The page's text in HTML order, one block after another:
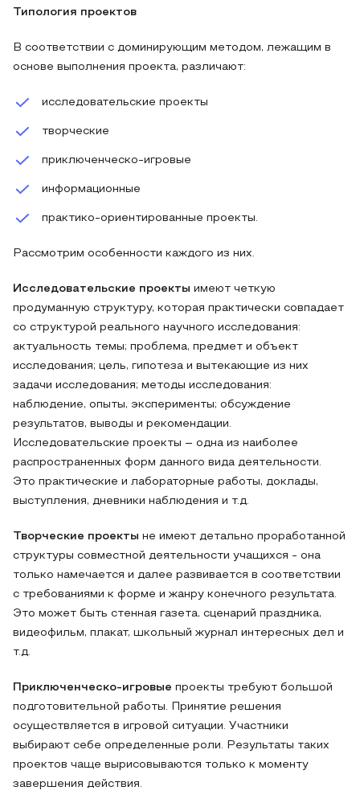
Типология проектов
В соответствии с доминирующим методом, лежащим в
основе выполнения проекта, различают:
исследовательские проекты
творческие
приключенческо-игровые
информационные
практико-ориентированные проекты.
Рассмотрим особенности каждого из них.
Исследовательские проекты имеют четкую
продуманную структуру, которая практически совпадает
со структурой реального научного исследования:
актуальность темы; проблема, предмет и объект
исследования; цель, гипотеза и вытекающие из них
задачи исследования; методы исследования:
наблюдение, опыты, эксперименты; обсуждение
результатов, выводы и рекомендации.
Исследовательские проекты – одна из наиболее
распространенных форм данного вида деятельности.
Это практические и лабораторные работы, доклады,
выступления, дневники наблюдения и т.д.
Творческие проекты не имеют детально проработанной
структуры совместной деятельности учащихся - она
только намечается и далее развивается в соответствии
с требованиями к форме и жанру конечного результата.
Это может быть стенная газета, сценарий праздника,
видеофильм, плакат, школьный журнал интересных дел и
т.д.
Приключенческо-игровые проекты требуют большой
подготовительной работы. Принятие решения
осуществляется в игровой ситуации. Участники
выбирают себе определенные роли. Результаты таких
проектов чаще вырисовываются только к моменту
завершения действия.